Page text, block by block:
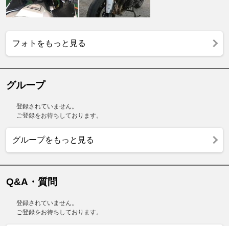
フォトをもっと見る
グループ
登録されていません。
ご登録をお待ちしております。
グループをもっと見る
Q&A・質問
登録されていません。
ご登録をお待ちしております。